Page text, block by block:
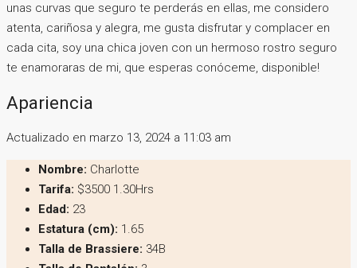
unas curvas que seguro te perderás en ellas, me considero
atenta, cariñosa y alegra, me gusta disfrutar y complacer en
cada cita, soy una chica joven con un hermoso rostro seguro
te enamoraras de mi, que esperas conóceme, disponible!
Apariencia
Actualizado en marzo 13, 2024 a 11:03 am
Nombre: Charlotte
Tarifa: $3500 1.30Hrs
Edad: 23
Estatura (cm): 1.65
Talla de Brassiere: 34B